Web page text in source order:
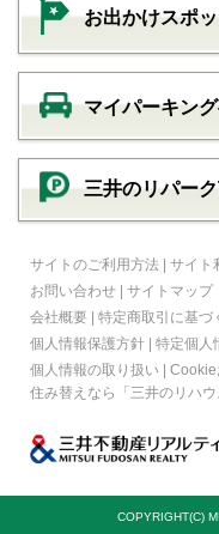
お出かけスポ
マイパーキン
三井のリパー
サイトのご利用方法 | サイト
お問い合わせ | サイトマップ
会社概要 | 特定商取引に基づ
個人情報保護方針 | 特定個人
個人情報の取り扱い | Cookie
住み替えなら
「三井のリハウ
COPYRIGHT(C)